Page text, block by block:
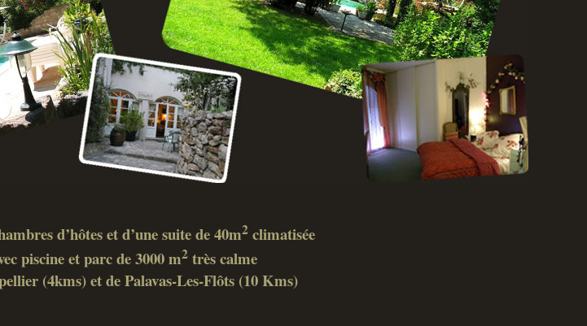
d’hôtes et d’une suite de 40m2climatisée
piscine et parc de 3000 m2très calme
(4kms) et de Palavas-Les-Flôts (10 Kms)